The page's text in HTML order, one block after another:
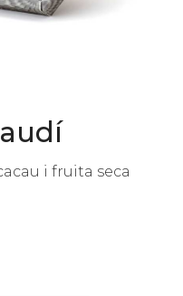
i fruita seca